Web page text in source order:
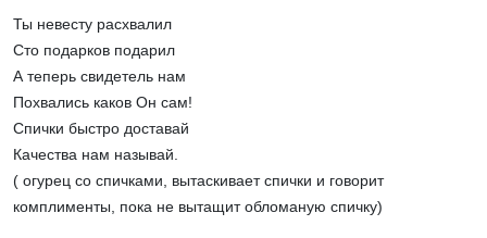
Ты невесту расхвалил
Сто подарков подарил
А теперь свидетель нам
Похвались каков Он сам!
Спички быстро доставай
Качества нам называй.
( огурец со спичками, вытаскивает спички и говорит
комплименты, пока не вытащит обломаную спичку)